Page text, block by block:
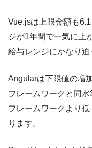
Vue.jsは上限金額も
ジが1年間で一気に上
給与レンジにかなり迫
Angularは下限値の増
フレームワークと同
フレームワークより
ります。